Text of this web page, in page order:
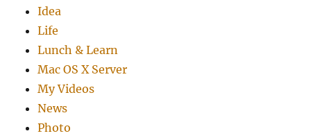
Idea
Life
Lunch & Learn
Mac OS X Server
My Videos
News
Photo